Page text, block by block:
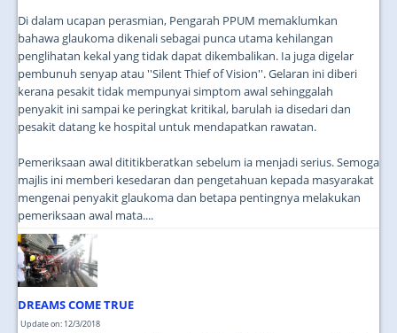
Di dalam ucapan perasmian, Pengarah PPUM memaklumkan
bahawa glaukoma dikenali sebagai punca utama kehilangan
penglihatan kekal yang tidak dapat dikembalikan. Ia juga digelar
pembunuh senyap atau ''Silent Thief of Vision''. Gelaran ini diberi
kerana pesakit tidak mempunyai simptom awal sehinggalah
penyakit ini sampai ke peringkat kritikal, barulah ia disedari dan
pesakit datang ke hospital untuk mendapatkan rawatan.
Pemeriksaan awal dititikberatkan sebelum ia menjadi serius. Semoga
majlis ini memberi kesedaran dan pengetahuan kepada masyarakat
mengenai penyakit glaukoma dan betapa pentingnya melakukan
pemeriksaan awal mata....
DREAMS COME TRUE
Update on: 12/3/2018